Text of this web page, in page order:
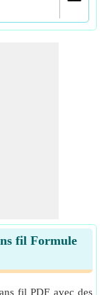
fil Formule
fil PDF avec des